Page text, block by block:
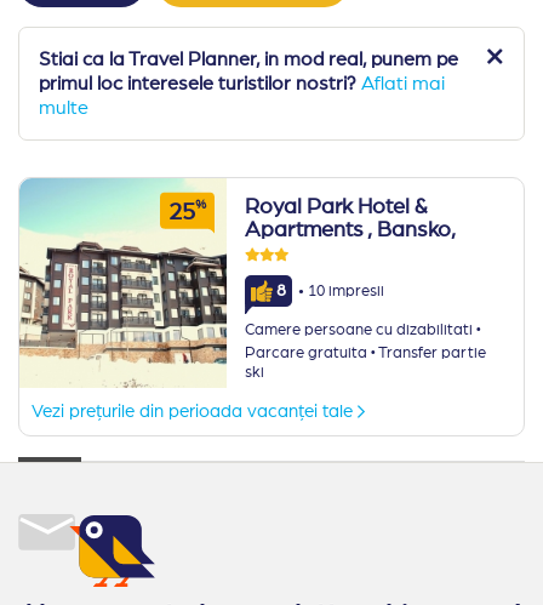
Stiai ca la Travel Planner, in mod real, punem pe
primul loc interesele turistilor nostri? Aflati mai
multe
25%
Royal Park Hotel &
Apartments , Bansko,
8 · 10 impresii
Camere persoane cu dizabilitati ·
Parcare gratuita ·Transfer partie
ski
Vezi prețurile din perioada vacanței tale